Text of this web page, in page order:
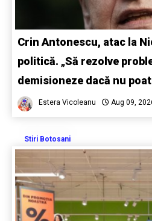
Crin Antonescu, atac la
politică. „Să rezolve
demisioneze dacă nu
Estera Vicoleanu Aug 09,
Stiri Botosani